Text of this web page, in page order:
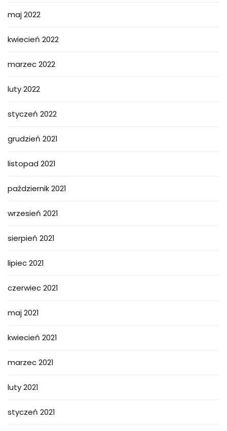
maj 2022
kwiecień 2022
marzec 2022
luty 2022
styczeń 2022
grudzień 2021
listopad 2021
październik 2021
wrzesień 2021
sierpień 2021
lipiec 2021
czerwiec 2021
maj 2021
kwiecień 2021
marzec 2021
luty 2021
styczeń 2021